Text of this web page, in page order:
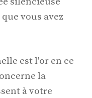
vous avez
est l'or en ce
la
à votre